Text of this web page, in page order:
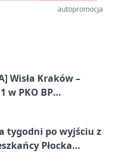
autopromocja
Wisła Kraków –
w PKO BP
przed przerwą
tygodni po wyjściu z
Płocka